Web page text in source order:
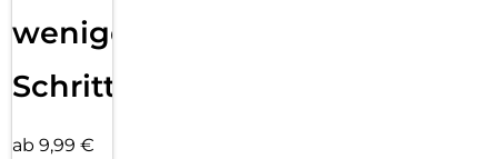
wenigen
Schritten
ab 9,99 €